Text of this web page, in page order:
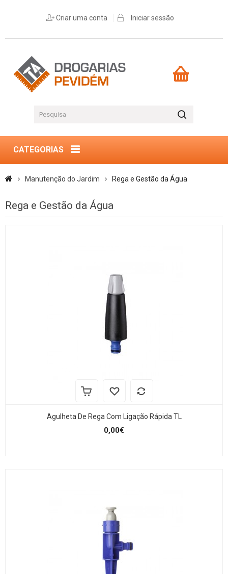
Criar uma conta Iniciar sessão
CATEGORIAS
Manutenção do Jardim Rega e Gestão da Água
Rega e Gestão da Água
Agulheta De Rega Com Ligação Rápida TL
0,00€